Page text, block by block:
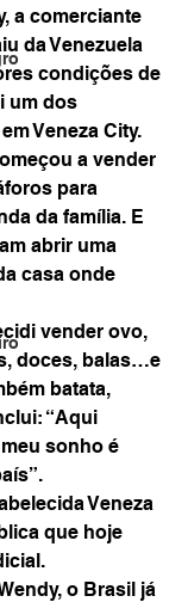
a comerciante
da Venezuela
condições de
um dos
Veneza City.
a vender
para
da família. E
abrir uma
casa onde
vender ovo,
doces, balas…e
batata,
“Aqui
sonho é
Veneza
que hoje
o Brasil já